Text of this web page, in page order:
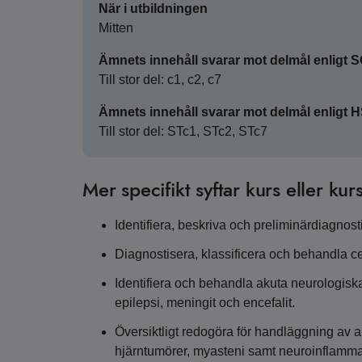
När i utbildningen
Mitten
Ämnets innehåll svarar mot delmål enligt
Till stor del: c1, c2, c7
Ämnets innehåll svarar mot delmål enligt
Till stor del: STc1, STc2, STc7
Mer specifikt syftar kurs eller
Identifiera, beskriva och
Diagnostisera, klassificera och behandla
Identifiera och behandla akuta
epilepsi, meningit och encefalit.
Översiktligt redogöra för handläggning av
hjärntumörer, myasteni samt